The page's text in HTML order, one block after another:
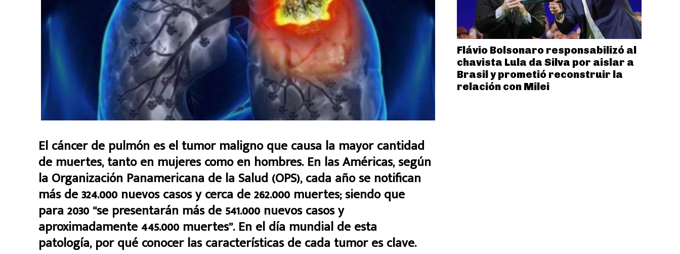
El cáncer de pulmón es el tumor maligno que causa la mayor cantidad
de muertes, tanto en mujeres como en hombres. En las Américas, según
la Organización Panamericana de la Salud (OPS), cada año se notifican
más de 324.000 nuevos casos y cerca de 262.000 muertes; siendo que
para 2030 “se presentarán más de 541.000 nuevos casos y
aproximadamente 445.000 muertes”. En el día mundial de esta
patología, por qué conocer las características de cada tumor es clave.
Flávio Bolsonaro responsabilizó al
chavista Lula da Silva por aislar a
Brasil y prometió reconstruir la
relación con Milei